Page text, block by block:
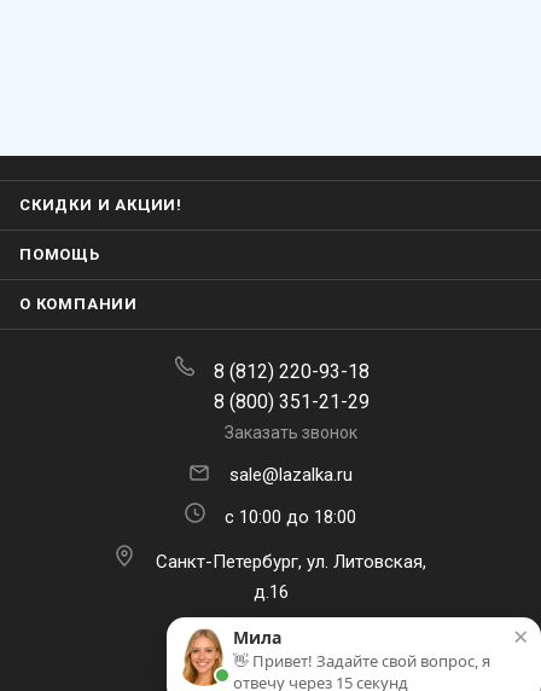
СКИДКИ И АКЦИИ!
ПОМОЩЬ
О КОМПАНИИ
8 (812) 220-93-18
8 (800) 351-21-29
Заказать звонок
sale@lazalka.ru
с 10:00 до 18:00
Санкт-Петербург, ул. Литовская,
д.16
×
Мила
👋 Привет! Задайте свой вопрос, я
отвечу через 15 секунд